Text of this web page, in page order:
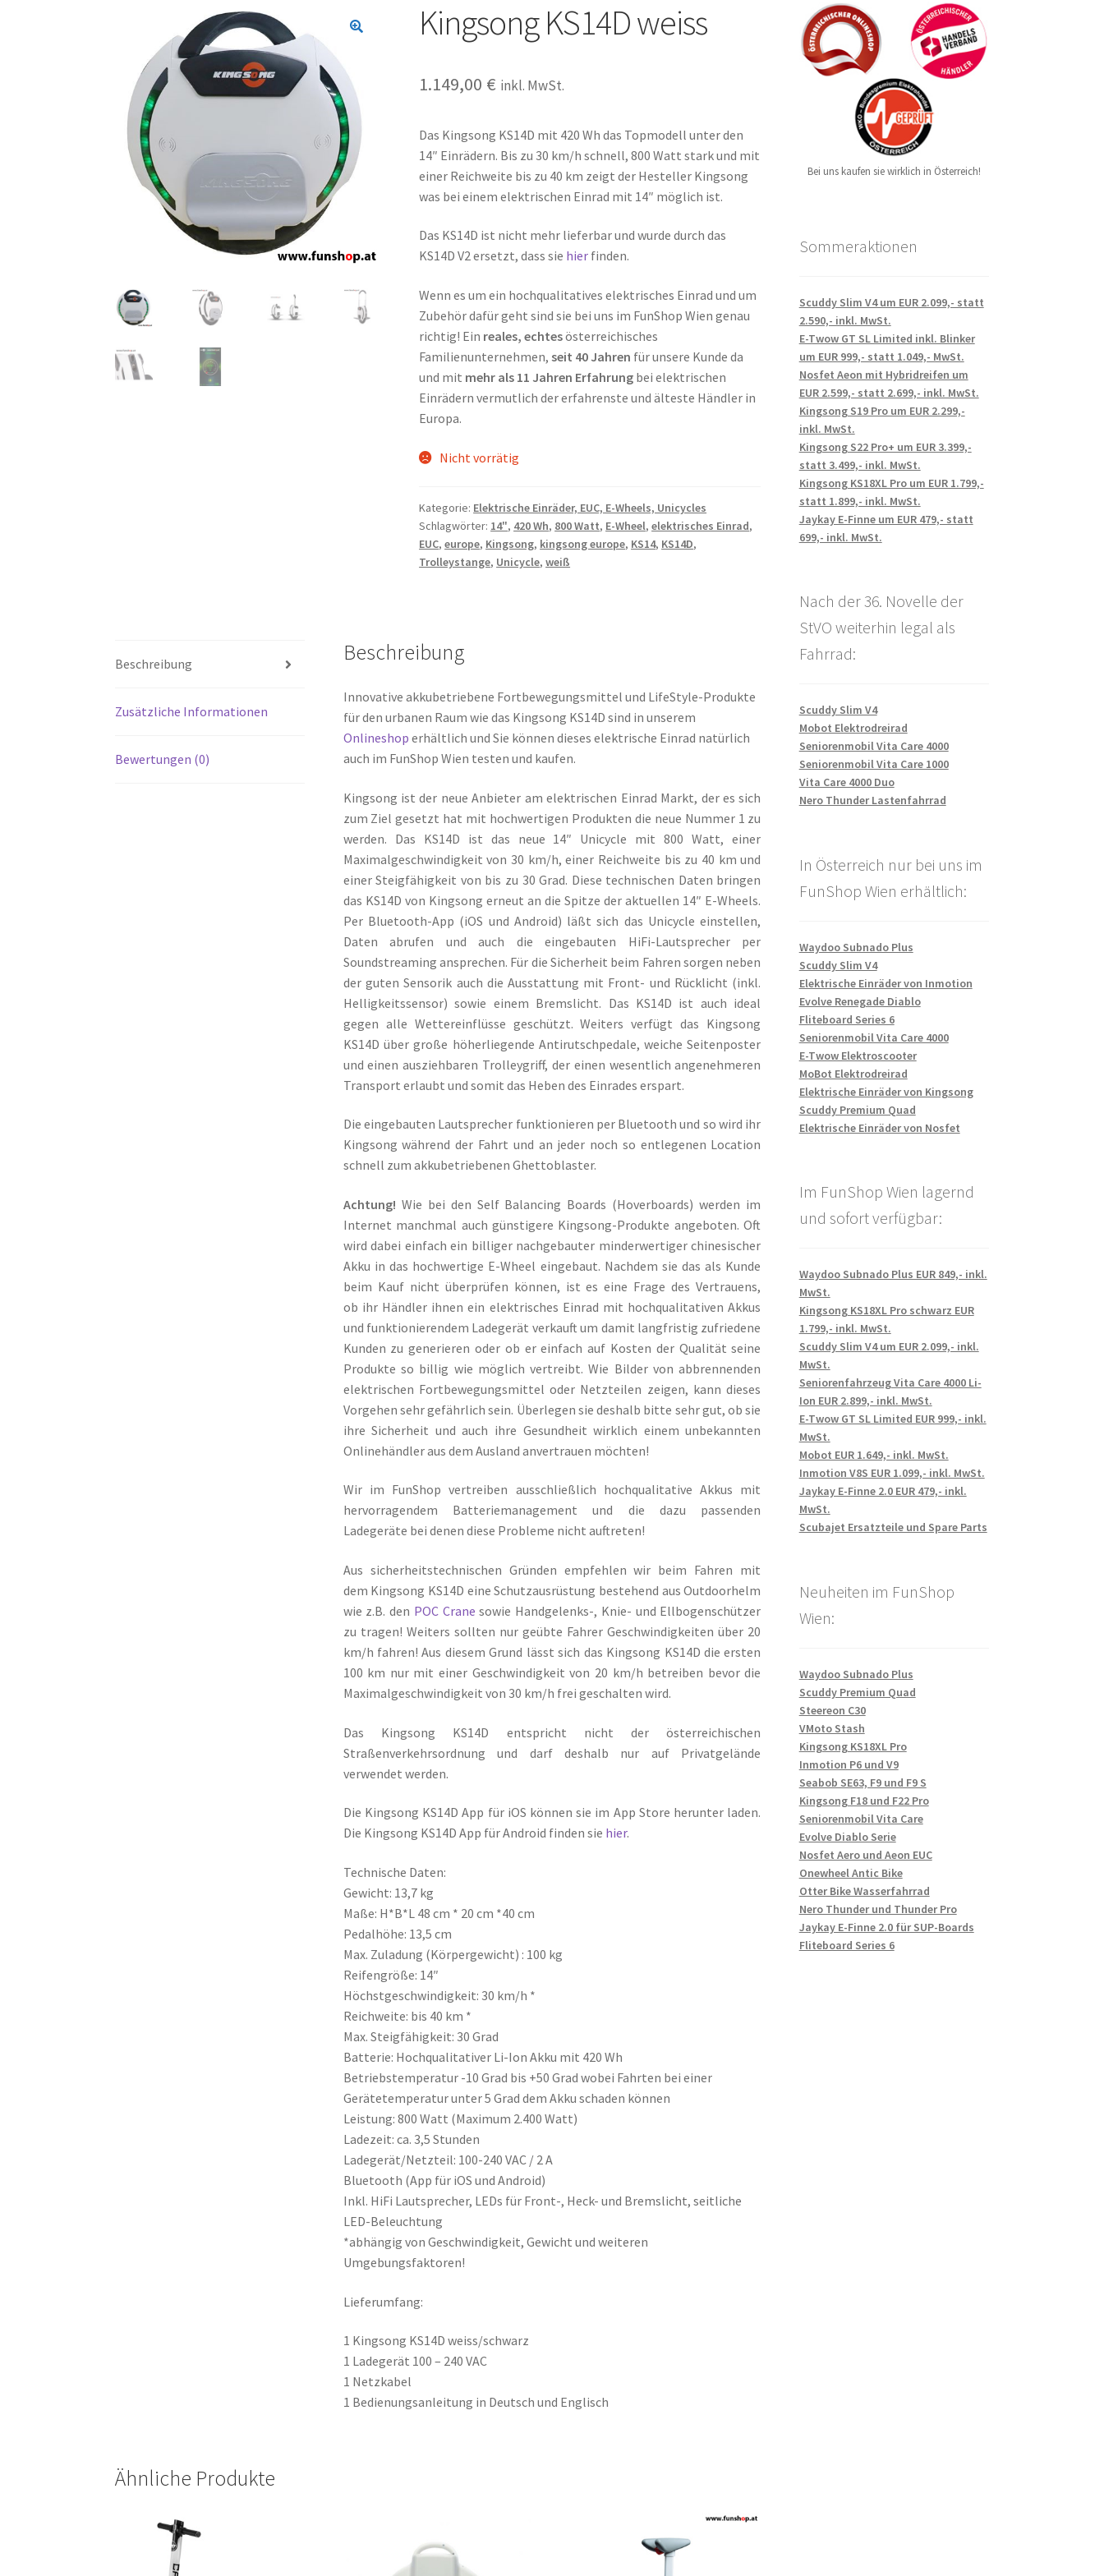
Kingsong KS14D weiss
1.149,00 € inkl. MwSt.
Das Kingsong KS14D mit 420 Wh das Topmodell unter den
14″ Einrädern. Bis zu 30 km/h schnell, 800 Watt stark und mit
einer Reichweite bis zu 40 km zeigt der Hesteller Kingsong
was bei einem elektrischen Einrad mit 14″ möglich ist.
Das KS14D ist nicht mehr lieferbar und wurde durch das
KS14D V2 ersetzt, dass sie hier finden.
Wenn es um ein hochqualitatives elektrisches Einrad und um
Zubehör dafür geht sind sie bei uns im FunShop Wien genau
richtig! Ein reales, echtesösterreichisches
Familienunternehmen, seit 40 Jahren für unsere Kunde da
und mit mehr als 11 Jahren Erfahrung bei elektrischen
Einrädern vermutlich der erfahrenste und älteste Händler in
Europa.
Nicht vorrätig
Kategorie: Elektrische Einräder, EUC, E-Wheels, Unicycles
Schlagwörter: 14", 420 Wh, 800 Watt, E-Wheel,elektrisches Einrad,
EUC,europe, Kingsong, kingsong europe, KS14, KS14D,
Trolleystange, Unicycle,weiß
Beschreibung
Zusätzliche Informationen
Bewertungen (0)
Beschreibung
Innovative akkubetriebene Fortbewegungsmittel und LifeStyle-Produkte
für den urbanen Raum wie das Kingsong KS14D sind in unserem
Onlineshop erhältlich und Sie können dieses elektrische Einrad natürlich
auch im FunShop Wien testen und kaufen.
Kingsong ist der neue Anbieter am elektrischen Einrad Markt, der es sich
zum Ziel gesetzt hat mit hochwertigen Produkten die neue Nummer 1 zu
werden. Das KS14D ist das neue 14″ Unicycle mit 800 Watt, einer
Maximalgeschwindigkeit von 30 km/h, einer Reichweite bis zu 40 km und
einer Steigfähigkeit von bis zu 30 Grad. Diese technischen Daten bringen
das KS14D von Kingsong erneut an die Spitze der aktuellen 14″ E-Wheels.
Per Bluetooth-App (iOS und Android) läßt sich das Unicycle einstellen,
Daten abrufen und auch die eingebauten HiFi-Lautsprecher per
Soundstreaming ansprechen. Für die Sicherheit beim Fahren sorgen neben
der guten Sensorik auch die Ausstattung mit Front- und Rücklicht (inkl.
Helligkeitssensor) sowie einem Bremslicht. Das KS14D ist auch ideal
gegen alle Wettereinflüsse geschützt. Weiters verfügt das Kingsong
KS14D über große höherliegende Antirutschpedale, weiche Seitenposter
und einen ausziehbaren Trolleygriff, der einen wesentlich angenehmeren
Transport erlaubt und somit das Heben des Einrades erspart.
Die eingebauten Lautsprecher funktionieren per Bluetooth und so wird ihr
Kingsong während der Fahrt und an jeder noch so entlegenen Location
schnell zum akkubetriebenen Ghettoblaster.
Achtung! Wie bei den Self Balancing Boards (Hoverboards) werden im
Internet manchmal auch günstigere Kingsong-Produkte angeboten. Oft
wird dabei einfach ein billiger nachgebauter minderwertiger chinesischer
Akku in das hochwertige E-Wheel eingebaut. Nachdem sie das als Kunde
beim Kauf nicht überprüfen können, ist es eine Frage des Vertrauens,
ob ihr Händler ihnen ein elektrisches Einrad mit hochqualitativen Akkus
und funktionierendem Ladegerät verkauft um damit langfristig zufriedene
Kunden zu generieren oder ob er einfach auf Kosten der Qualität seine
Produkte so billig wie möglich vertreibt. Wie Bilder von abbrennenden
elektrischen Fortbewegungsmittel oder Netzteilen zeigen, kann dieses
Vorgehen sehr gefährlich sein. Überlegen sie deshalb bitte sehr gut, ob sie
ihre Sicherheit und auch ihre Gesundheit wirklich einem unbekannten
Onlinehändler aus dem Ausland anvertrauen möchten!
Wir im FunShop vertreiben ausschließlich hochqualitative Akkus mit
hervorragendem Batteriemanagement und die dazu passenden
Ladegeräte bei denen diese Probleme nicht auftreten!
Aus sicherheitstechnischen Gründen empfehlen wir beim Fahren mit
dem Kingsong KS14D eine Schutzausrüstung bestehend aus Outdoorhelm
wie z.B. den POC Crane sowie Handgelenks-, Knie- und Ellbogenschützer
zu tragen! Weiters sollten nur geübte Fahrer Geschwindigkeiten über 20
km/h fahren! Aus diesem Grund lässt sich das Kingsong KS14D die ersten
100 km nur mit einer Geschwindigkeit von 20 km/h betreiben bevor die
Maximalgeschwindigkeit von 30 km/h frei geschalten wird.
Das Kingsong KS14D entspricht nicht der österreichischen
Straßenverkehrsordnung und darf deshalb nur auf Privatgelände
verwendet werden.
Die Kingsong KS14D App für iOS können sie im App Store herunter laden.
Die Kingsong KS14D App für Android finden sie hier.
Technische Daten:
Gewicht: 13,7 kg
Maße: H*B*L 48 cm * 20 cm *40 cm
Pedalhöhe: 13,5 cm
Max. Zuladung (Körpergewicht) : 100 kg
Reifengröße: 14″
Höchstgeschwindigkeit: 30 km/h *
Reichweite: bis 40 km *
Max. Steigfähigkeit: 30 Grad
Batterie: Hochqualitativer Li-Ion Akku mit 420 Wh
Betriebstemperatur -10 Grad bis +50 Grad wobei Fahrten bei einer
Gerätetemperatur unter 5 Grad dem Akku schaden können
Leistung: 800 Watt (Maximum 2.400 Watt)
Ladezeit: ca. 3,5 Stunden
Ladegerät/Netzteil: 100-240 VAC / 2 A
Bluetooth (App für iOS und Android)
Inkl. HiFi Lautsprecher, LEDs für Front-, Heck- und Bremslicht, seitliche
LED-Beleuchtung
*abhängig von Geschwindigkeit, Gewicht und weiteren
Umgebungsfaktoren!
Lieferumfang:
1 Kingsong KS14D weiss/schwarz
1 Ladegerät 100 – 240 VAC
1 Netzkabel
1 Bedienungsanleitung in Deutsch und Englisch
Ähnliche Produkte
Bei uns kaufen sie wirklich in Österreich!
Sommeraktionen
Scuddy Slim V4 um EUR 2.099,- statt
2.590,- inkl. MwSt.
E-Twow GT SL Limited inkl. Blinker
um EUR 999,- statt 1.049,- MwSt.
Nosfet Aeon mit Hybridreifen um
EUR 2.599,- statt 2.699,- inkl. MwSt.
Kingsong S19 Pro um EUR 2.299,-
inkl. MwSt.
Kingsong S22 Pro+ um EUR 3.399,-
statt 3.499,- inkl. MwSt.
Kingsong KS18XL Pro um EUR 1.799,-
statt 1.899,- inkl. MwSt.
Jaykay E-Finne um EUR 479,- statt
699,- inkl. MwSt.
Nach der 36. Novelle der
StVO weiterhin legal als
Fahrrad:
Scuddy Slim V4
Mobot Elektrodreirad
Seniorenmobil Vita Care 4000
Seniorenmobil Vita Care 1000
Vita Care 4000 Duo
Nero Thunder Lastenfahrrad
In Österreich nur bei uns im
FunShop Wien erhältlich:
Waydoo Subnado Plus
Scuddy Slim V4
Elektrische Einräder von Inmotion
Evolve Renegade Diablo
Fliteboard Series 6
Seniorenmobil Vita Care 4000
E-Twow Elektroscooter
MoBot Elektrodreirad
Elektrische Einräder von Kingsong
Scuddy Premium Quad
Elektrische Einräder von Nosfet
Im FunShop Wien lagernd
und sofort verfügbar:
Waydoo Subnado Plus EUR 849,- inkl.
MwSt.
Kingsong KS18XL Pro schwarz EUR
1.799,- inkl. MwSt.
Scuddy Slim V4 um EUR 2.099,- inkl.
MwSt.
Seniorenfahrzeug Vita Care 4000 Li-
Ion EUR 2.899,- inkl. MwSt.
E-Twow GT SL Limited EUR 999,- inkl.
MwSt.
Mobot EUR 1.649,- inkl. MwSt.
Inmotion V8S EUR 1.099,- inkl. MwSt.
Jaykay E-Finne 2.0 EUR 479,- inkl.
MwSt.
Scubajet Ersatzteile und Spare Parts
Neuheiten im FunShop
Wien:
Waydoo Subnado Plus
Scuddy Premium Quad
Steereon C30
VMoto Stash
Kingsong KS18XL Pro
Inmotion P6 und V9
Seabob SE63, F9 und F9 S
Kingsong F18 und F22 Pro
Seniorenmobil Vita Care
Evolve Diablo Serie
Nosfet Aero und Aeon EUC
Onewheel Antic Bike
Otter Bike Wasserfahrrad
Nero Thunder und Thunder Pro
Jaykay E-Finne 2.0 für SUP-Boards
Fliteboard Series 6